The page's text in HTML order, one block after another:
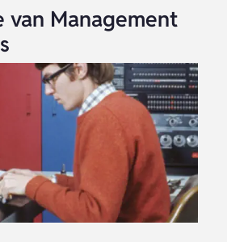
van Management